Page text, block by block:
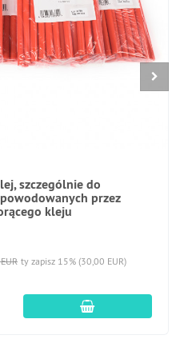
szczególnie do
przez
kleju
ty zapisz 15% (30,00 EUR)
dodaj do